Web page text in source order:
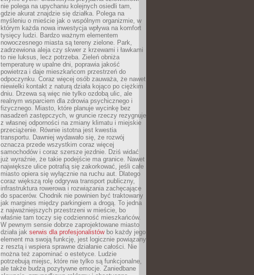
nie polega na upychaniu kolejnych osiedli tam,
gdzie akurat znajdzie się działka. Polega na
myśleniu o mieście jak o wspólnym organizmie, w
którym każda nowa inwestycja wpływa na komfort
tysięcy ludzi. Bardzo ważnym elementem
nowoczesnego miasta są tereny zielone. Park,
zadrzewiona aleja czy skwer z krzewami i ławkami
to nie luksus, lecz potrzeba. Zieleń obniża
temperaturę w upalne dni, poprawia jakość
powietrza i daje mieszkańcom przestrzeń do
odpoczynku. Coraz więcej osób zauważa, że nawet
niewielki kontakt z naturą działa kojąco po ciężkim
dniu. Drzewa są więc nie tylko ozdobą ulic, ale
realnym wsparciem dla zdrowia psychicznego i
fizycznego. Miasto, które planuje wycinkę bez
nasadzeń zastępczych, w gruncie rzeczy rezygnuje
z własnej odporności na zmiany klimatu i miejskie
przeciążenie. Równie istotna jest kwestia
transportu. Dawniej wydawało się, że rozwój
oznacza przede wszystkim coraz więcej
samochodów i coraz szersze jezdnie. Dziś widać
już wyraźnie, że takie podejście ma granice. Nawet
największe ulice potrafią się zakorkować, jeśli całe
miasto opiera się wyłącznie na ruchu aut. Dlatego
coraz większą rolę odgrywa transport publiczny,
infrastruktura rowerowa i rozwiązania zachęcające
do spacerów. Chodnik nie powinien być traktowany
jak margines między parkingiem a drogą. To jedna
z najważniejszych przestrzeni w mieście, bo
właśnie tam toczy się codzienność mieszkańców.
W pewnym sensie dobrze zaprojektowane miasto
działa jak serwis dla profesjonalistówbo każdy jego
element ma swoją funkcję, jest logicznie powiązany
z resztą i wspiera sprawne działanie całości. Nie
można też zapominać o estetyce. Ludzie
potrzebują miejsc, które nie tylko są funkcjonalne,
ale także budzą pozytywne emocje. Zaniedbane